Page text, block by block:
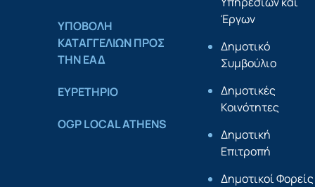
YΠΟΒΟΛΗ
ΚΑΤΑΓΓΕΛΙΩΝ ΠΡΟΣ
ΤΗΝ ΕΑΔ
ΕΥΡΕΤΗΡΙΟ
OGP LOCAL ATHENS
Έργων
Δημοτικό
Συμβούλιο
Δημοτικές
Κοινότητες
Δημοτική
Επιτροπή
Δημοτικοί Φορείς